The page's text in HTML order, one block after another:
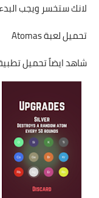
لانك ستخسر ويجب
تحميل لعبة Atomas
شاهد ايضاً تحميل